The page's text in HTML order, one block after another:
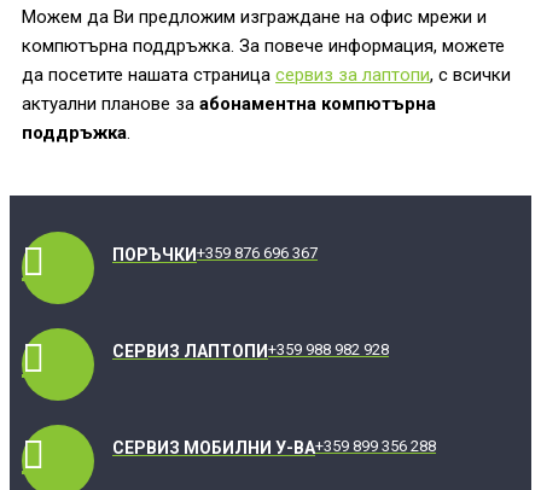
Можем да Ви предложим изграждане на офис мрежи и
компютърна поддръжка. За повече информация, можете
да посетите нашата страница сервиз за лаптопи, с всички
актуални планове за абонаментна компютърна
поддръжка.
ПОРЪЧКИ +359 876 696 367
СЕРВИЗ ЛАПТОПИ +359 988 982 928
СЕРВИЗ МОБИЛНИ У-ВА+359 899 356 288